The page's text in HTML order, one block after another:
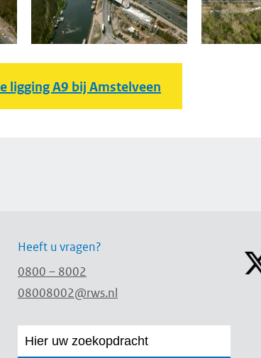
ligging A9 bij Amstelveen
Heeft u vragen?
0800 – 8002
08008002@rws.nl